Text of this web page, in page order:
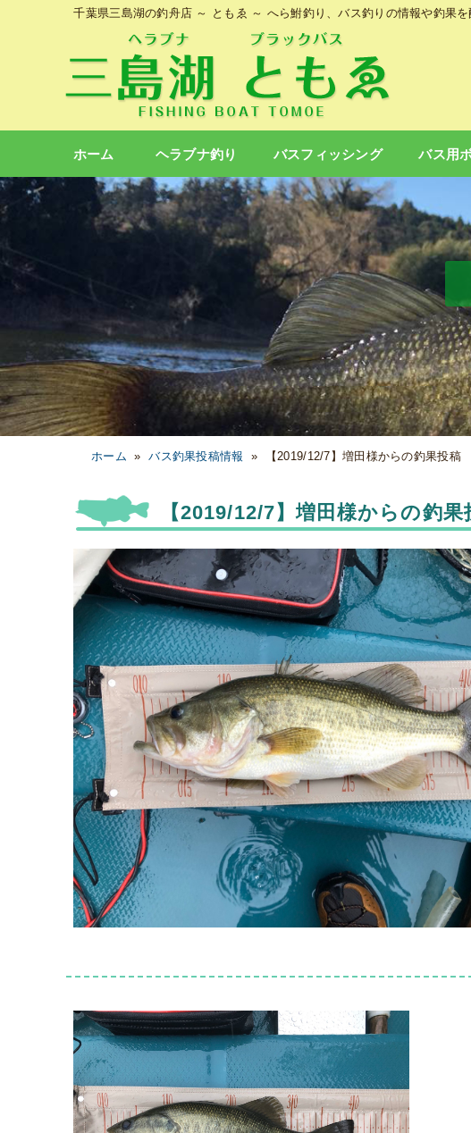
千葉県三島湖の釣舟店 ～ ともゑ ～ へら鮒釣り、バス釣りの情報や釣果を
ホーム ヘラブナ釣り バスフィッシング バス用
ホーム »バス釣果投稿情報 » 【2019/12/7】増田様からの釣果投稿
【2019/12/7】増田様からの釣果